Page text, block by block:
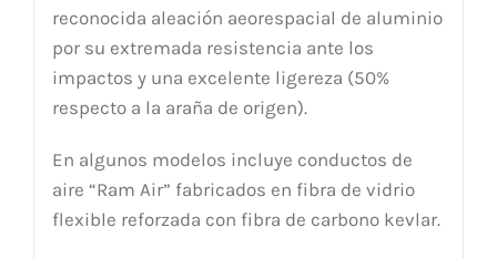
reconocida aleación aeorespacial de aluminio
por su extremada resistencia ante los
impactos y una excelente ligereza (50%
respecto a la araña de origen).
En algunos modelos incluye conductos de
aire “Ram Air” fabricados en fibra de vidrio
flexible reforzada con fibra de carbono kevlar.